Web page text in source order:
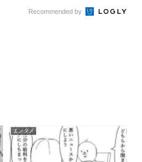
Recommended by
エンタメ